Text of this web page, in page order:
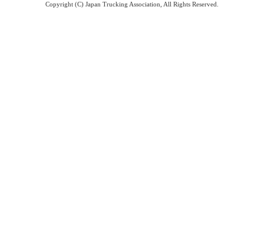
Copyright (C) Japan Trucking Association, All Rights Reserved.